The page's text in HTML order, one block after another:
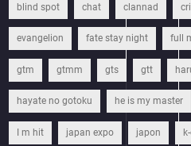
blind spot chat clannad
evangelion fate stay night full
gtm gtmm gts gtt
hayate no gotoku he is my master
I m hit japan expo japon